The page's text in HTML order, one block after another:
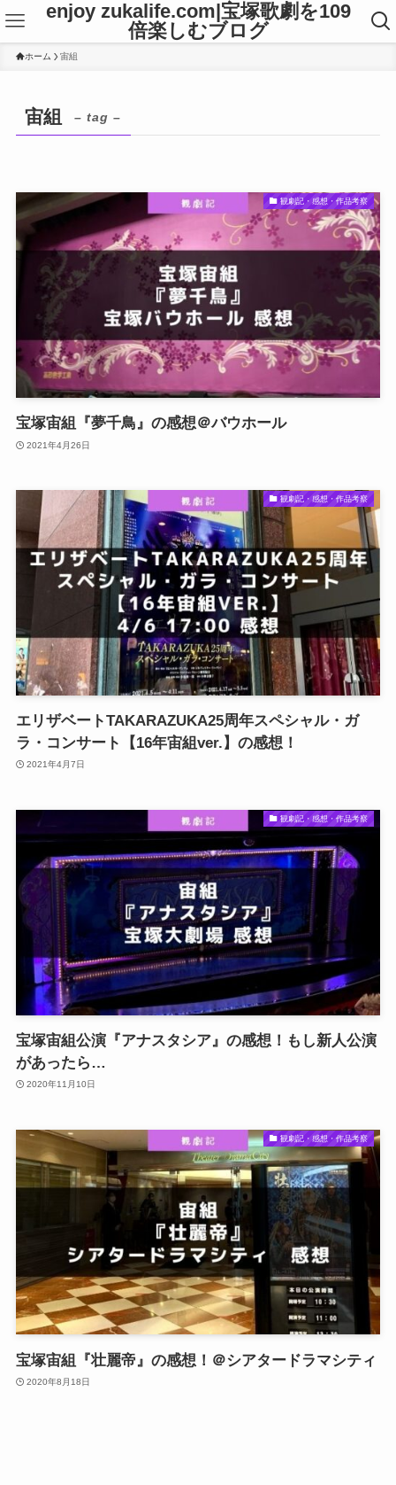
enjoy zukalife.com|宝塚歌劇を109
倍楽しむブログ
ホーム 宙組
宙組 – tag –
観劇記・感想・作品考察
宝塚宙組『夢千鳥』の感想＠バウホール
2021年4月26日
観劇記・感想・作品考察
エリザベートTAKARAZUKA25周年スペシャル・ガ
ラ・コンサート【16年宙組ver.】の感想！
2021年4月7日
観劇記・感想・作品考察
宝塚宙組公演『アナスタシア』の感想！もし新人公演
があったら…
2020年11月10日
観劇記・感想・作品考察
宝塚宙組『壮麗帝』の感想！＠シアタードラマシティ
2020年8月18日